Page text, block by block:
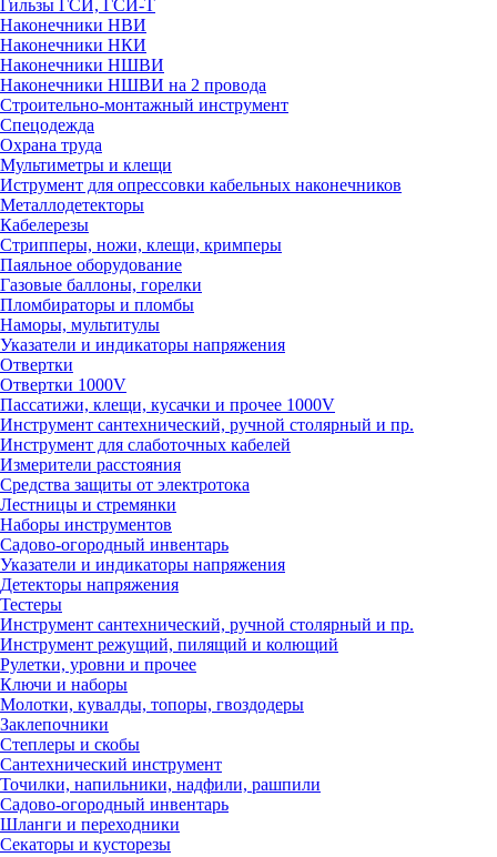
Гильзы ГСИ, ГСИ-Т
Наконечники НВИ
Наконечники НКИ
Наконечники НШВИ
Наконечники НШВИ на 2 провода
Строительно-монтажный инструмент
Спецодежда
Охрана труда
Мультиметры и клещи
Иструмент для опрессовки кабельных наконечников
Металлодетекторы
Кабелерезы
Стрипперы, ножи, клещи, кримперы
Паяльное оборудование
Газовые баллоны, горелки
Пломбираторы и пломбы
Наморы, мультитулы
Указатели и индикаторы напряжения
Отвертки
Отвертки 1000V
Пассатижи, клещи, кусачки и прочее 1000V
Инструмент сантехнический, ручной столярный и пр.
Инструмент для слаботочных кабелей
Измерители расстояния
Средства защиты от электротока
Лестницы и стремянки
Наборы инструментов
Садово-огородный инвентарь
Указатели и индикаторы напряжения
Детекторы напряжения
Тестеры
Инструмент сантехнический, ручной столярный и пр.
Инструмент режущий, пилящий и колющий
Рулетки, уровни и прочее
Ключи и наборы
Молотки, кувалды, топоры, гвоздодеры
Заклепочники
Степлеры и скобы
Сантехнический инструмент
Точилки, напильники, надфили, рашпили
Садово-огородный инвентарь
Шланги и переходники
Секаторы и кусторезы